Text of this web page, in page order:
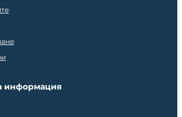
информация